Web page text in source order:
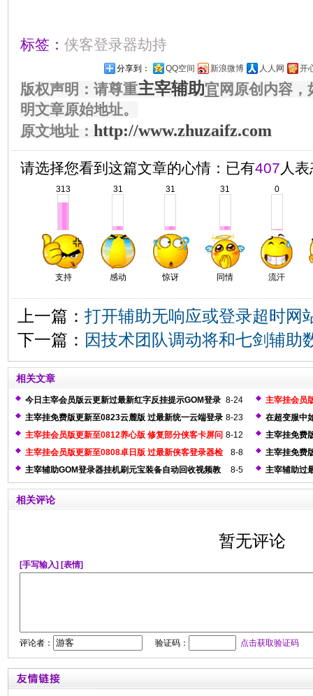
标签： 侠客登录器劫持
分享到： QQ空间 新浪微博 人人网 开
版权声明：请尊重主宰辅助官 网原创内容
明文章原始地址。
原文地址： http://www.zhuzaifz.com
请选择您看到这篇文章的心情：已有407 人
313
支持
31
感动
31
惊讶
31
同情
0
流汗
上一篇： 打开辅助无响应或登录超时网
下一篇： 因技术团队调动将和七剑辅助
相关文章
8-24
今日主宰会员版云更新过最新红字反挂提示GOM登录
器检测
主宰挂会员
测
8-23
主宰挂免费版更新至0823云麓版 过最新统一云端登录
器检测
在超变服中
8-12
主宰挂会员版更新至0812养心版 修复部分侠客卡屏问
题
主宰挂免费
测
8-8
主宰挂会员版更新至0808卓日版 过最新侠客登录器检
测
主宰挂免费
8-5
主宰辅助GOM登录器挂机刷元宝装备自动回收视频教
程
主宰辅助过
相关评论
暂无评论
[手写输入] [表情]
评论者： 验证码： 点击获取验证码